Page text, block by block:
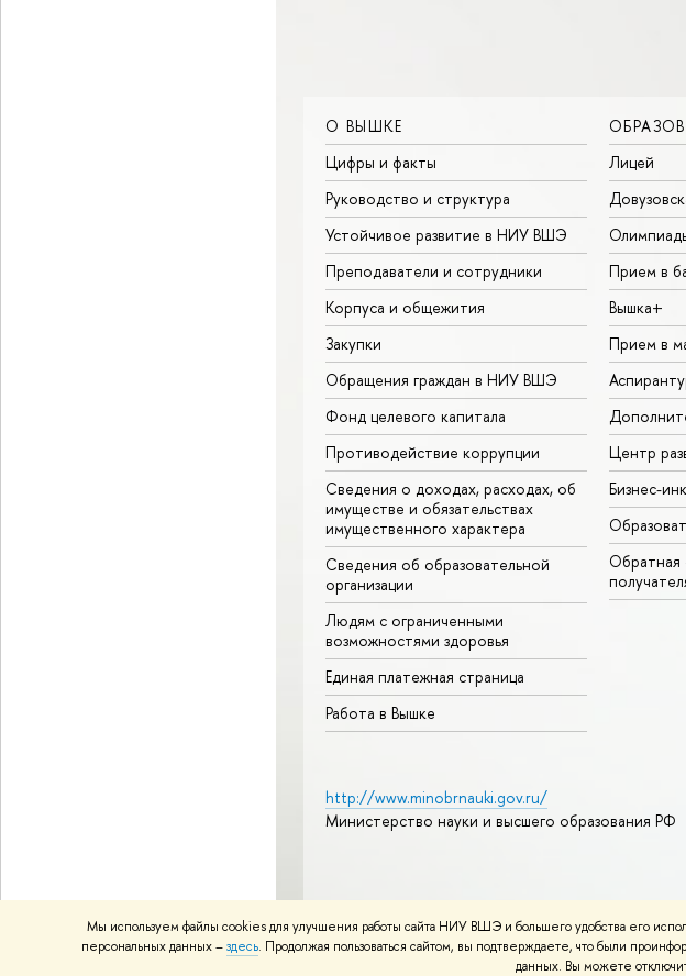
Мы используем файлы cookies для улучшения работы сайта НИУ ВШЭ и большего удобства его
персональных данных –здесь. Продолжая пользоваться сайтом, вы подтверждаете, что были
данных. Вы можете
О ВЫШКЕ
Цифры и факты
Руководство и структура
Устойчивое развитие в НИУ ВШЭ
Преподаватели и сотрудники
Корпуса и общежития
Закупки
Обращения граждан в НИУ ВШЭ
Фонд целевого капитала
Противодействие коррупции
Сведения о доходах, расходах, об
имуществе и обязательствах
имущественного характера
Сведения об образовательной
организации
Людям с ограниченными
возможностями здоровья
Единая платежная страница
Работа в Вышке
Лицей
Прием в
Вышка+
Прием в
Центр
Бизнес-
Обратная
http://www.minobrnauki.gov.ru/
Министерство науки и высшего образования РФ
Политика конфиденциальностиКарта сайта